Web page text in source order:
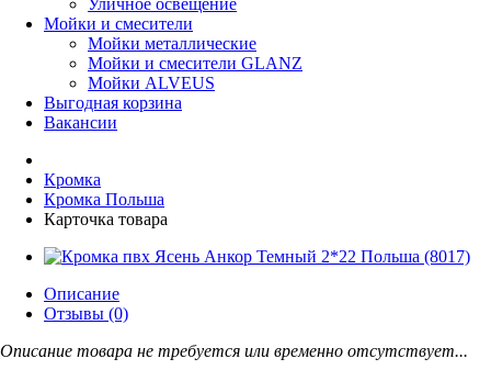
Мойки и смесители
Мойки металлические
Мойки и смесители GLANZ
Мойки ALVEUS
Выгодная корзина
Вакансии
Кромка
Кромка Польша
Карточка товара
Описание
Отзывы (0)
Описание товара не требуется или временно отсутствует...